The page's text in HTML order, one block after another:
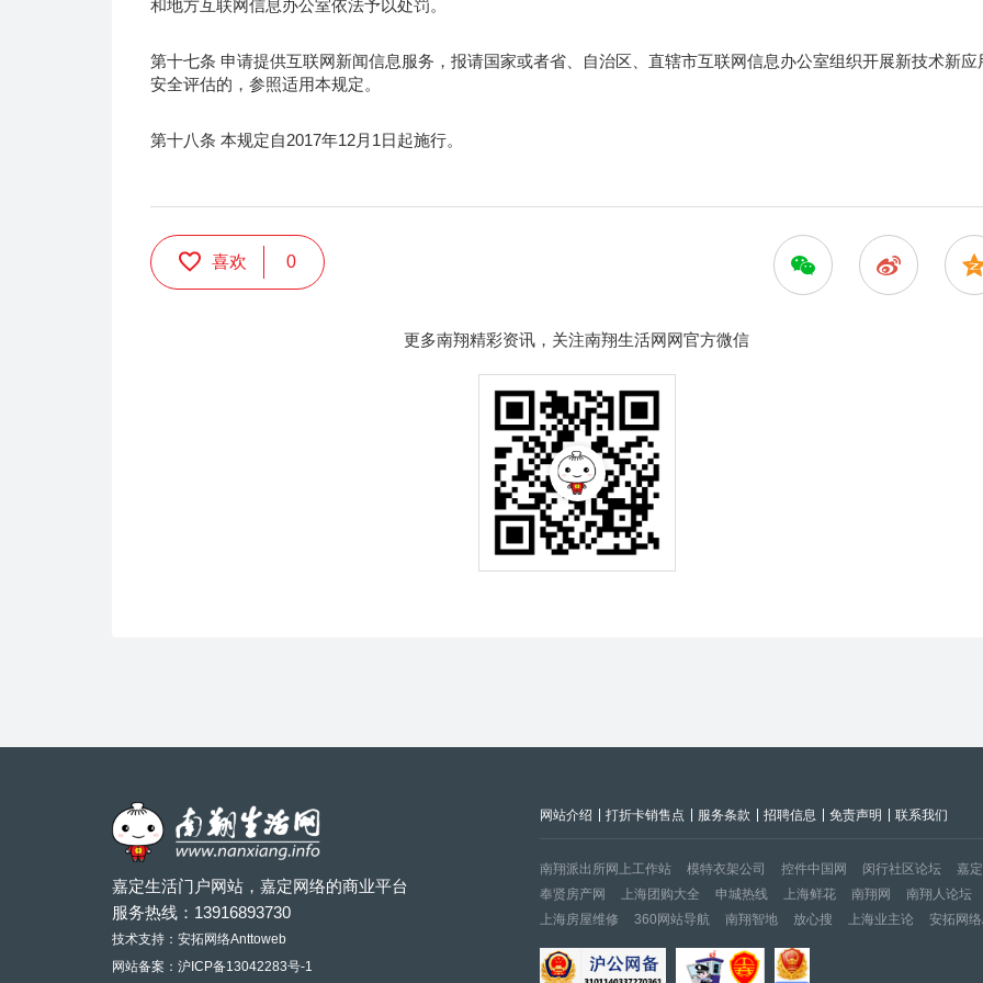
和地方互联网信息办公室依法予以处罚。
第十七条 申请提供互联网新闻信息服务，报请国家或者省、自治区、直辖市互联网信息办公室组织开展新技术新应
安全评估的，参照适用本规定。
第十八条 本规定自2017年12月1日起施行。
喜欢 0
更多南翔精彩资讯，关注南翔生活网网官方微信
嘉定生活门户网站，嘉定网络的商业平台
服务热线： 13916893730
技术支持：安拓网络Anttoweb
网站备案： 沪ICP备13042283号-1
网站介绍 打折卡销售点 服务条款 招聘信息 免责声明 联系我们
南翔派出所网上工作站 模特衣架公司 控件中国网 闵行社区论坛
嘉
奉贤房产网
上海团购大全 申城热线 上海鲜花 南翔网
南翔人论坛
上海房屋维修
360网站导航 南翔智地 放心搜 上海业主论 安拓网